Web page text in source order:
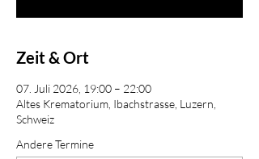
Zeit & Ort
07. Juli 2026, 19:00 – 22:00
Altes Krematorium, Ibachstrasse, Luzern,
Schweiz
Andere Termine